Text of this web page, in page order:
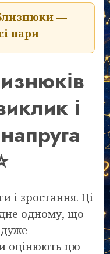
—
пари
і
і зростання. Ці
одному, що
оцінюють цю